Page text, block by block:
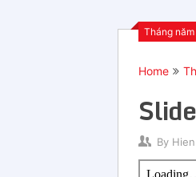
Tháng
Home
By